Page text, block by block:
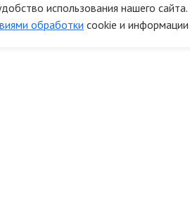
использования нашего сайта.
обработки cookie и